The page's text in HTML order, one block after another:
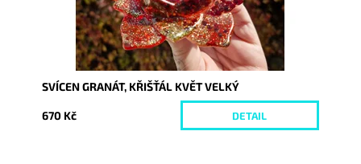
SVÍCEN GRANÁT, KŘIŠŤÁL KVĚT VELKÝ
670 Kč DETAIL